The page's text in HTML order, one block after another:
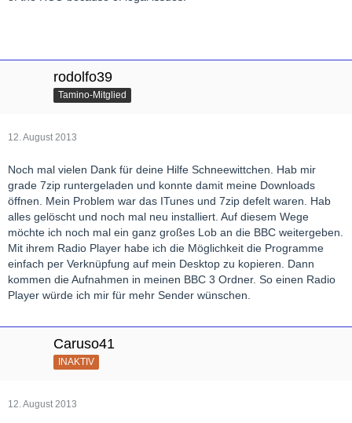
rodolfo39
Tamino-Mitglied
12. August 2013
Noch mal vielen Dank für deine Hilfe Schneewittchen. Hab mir
grade 7zip runtergeladen und konnte damit meine Downloads
öffnen. Mein Problem war das ITunes und 7zip defelt waren. Hab
alles gelöscht und noch mal neu installiert. Auf diesem Wege
möchte ich noch mal ein ganz großes Lob an die BBC weitergeben.
Mit ihrem Radio Player habe ich die Möglichkeit die Programme
einfach per Verknüpfung auf mein Desktop zu kopieren. Dann
kommen die Aufnahmen in meinen BBC 3 Ordner. So einen Radio
Player würde ich mir für mehr Sender wünschen.
Caruso41
INAKTIV
12. August 2013